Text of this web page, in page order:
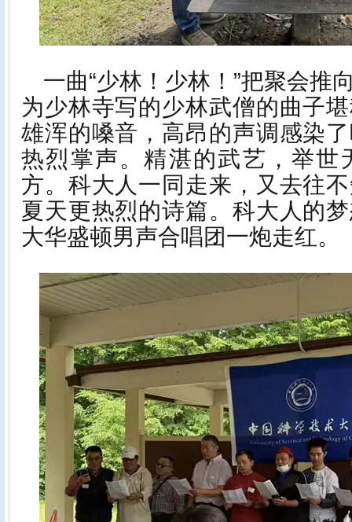
一曲“少林！少林！”把聚会推
为少林寺写的少林武僧的曲子
雄浑的嗓音，高昂的声调感染
热烈掌声。精湛的武艺，举世
方。科大人一同走来，又去往
夏天更热烈的诗篇。科大人的
大华盛顿男声合唱团一炮走红。